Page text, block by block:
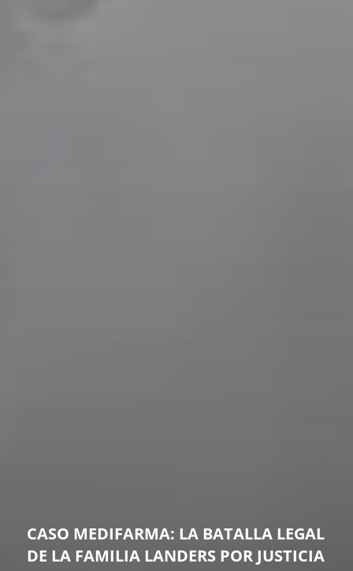
CASO MEDIFARMA: LA BATALLA LEGAL
DE LA FAMILIA LANDERS POR JUSTICIA